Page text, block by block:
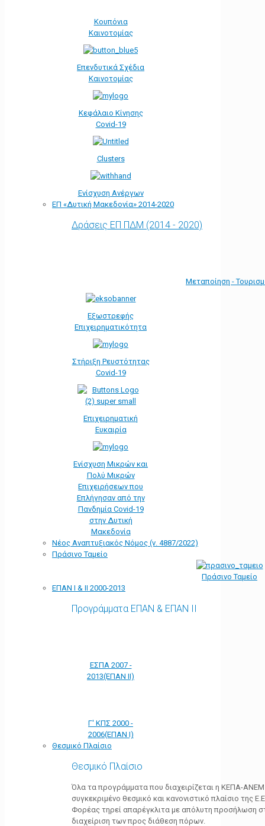
Κουπόνια
Καινοτομίας
Επενδυτικά Σχέδια
Καινοτομίας
Κεφάλαιο Κίνησης
Covid-19
Clusters
Ενίσχυση Ανέργων
ΕΠ «Δυτική Μακεδονία» 2014-2020
Δράσεις ΕΠ ΠΔΜ (2014 - 2020)
Μεταποίηση -
Εξωστρεφής
Επιχειρηματικότητα
Στήριξη Ρευστότητας
Covid-19
Επιχειρηματική
Ευκαιρία
Ενίσχυση Μικρών και
Πολύ Μικρών
Επιχειρήσεων που
Επλήγησαν από την
Πανδημία Covid-19
στην Δυτική
Μακεδονία
Νέος Αναπτυξιακός Νόμος (ν. 4887/2022)
Πράσινο Ταμείο
Πράσινο Ταμείο
ΕΠΑΝ Ι & ΙΙ 2000-2013
Προγράμματα ΕΠΑΝ & ΕΠΑΝ ΙΙ
ΕΣΠΑ 2007 -
2013(ΕΠΑΝ ΙΙ)
Γ' ΚΠΣ 2000 -
2006(ΕΠΑΝ Ι)
Θεσμικό Πλαίσιο
Θεσμικό Πλαίσιο
Όλα τα προγράμματα που διαχειρίζεται η ΚΕΠΑ-
συγκεκριμένο θεσμικό και κανονιστικό πλαίσιο της
Φορέας τηρεί απαρέγκλιτα με απόλυτη προσήλωση
διαχείριση των προς διάθεση πόρων.